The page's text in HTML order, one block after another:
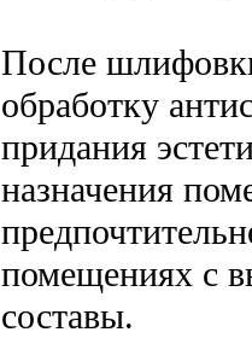
После
обработку
придания
назначения
помещениях с
составы.